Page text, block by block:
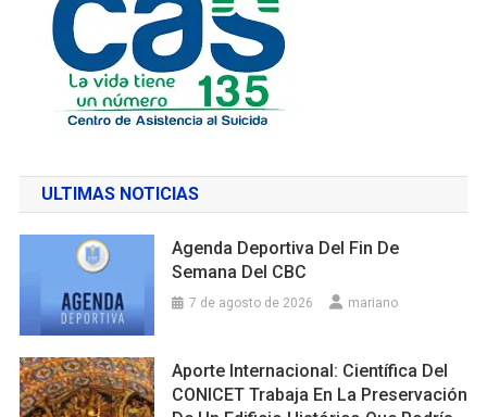
ULTIMAS NOTICIAS
Agenda Deportiva Del Fin De
Semana Del CBC
7 de agosto de 2026 mariano
Aporte Internacional: Científica Del
CONICET Trabaja En La Preservación